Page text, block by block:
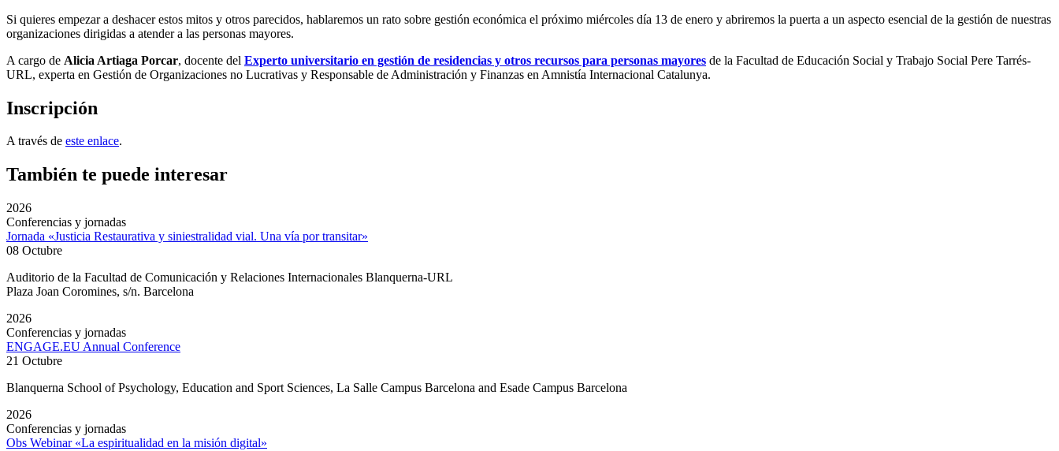
Si quieres empezar a deshacer estos mitos y otros parecidos, hablaremos un rato sobre gestión económica el próximo miércoles día 13 de enero y abriremos la puerta a un aspecto esencial de la gestión de nuestras
organizaciones dirigidas a atender a las personas mayores.
A cargo de Alicia Artiaga Porcar, docente del Experto universitario en gestión de residencias y otros recursos para personas mayores de la Facultad de Educación Social y Trabajo Social Pere Tarrés-
URL, experta en Gestión de Organizaciones no Lucrativas y Responsable de Administración y Finanzas en Amnistía Internacional Catalunya.
Inscripción
A través de este enlace.
También te puede interesar
2026
Conferencias y jornadas
Jornada «Justicia Restaurativa y siniestralidad vial. Una vía por transitar»
08 Octubre
Auditorio de la Facultad de Comunicación y Relaciones Internacionales Blanquerna-URL
Plaza Joan Coromines, s/n. Barcelona
2026
Conferencias y jornadas
ENGAGE.EU Annual Conference
21 Octubre
Blanquerna School of Psychology, Education and Sport Sciences, La Salle Campus Barcelona and Esade Campus Barcelona
2026
Conferencias y jornadas
Obs Webinar «La espiritualidad en la misión digital»